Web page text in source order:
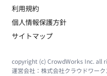
利用規約
個人情報保護方針
サイトマップ
copyright (c) CrowdWorks Inc. all
運営会社： 株式会社クラウドワーク